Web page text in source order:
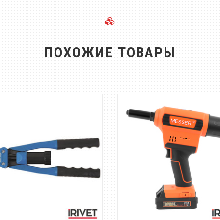
ПОХОЖИЕ ТОВАРЫ
Беспроводной
инструмент для